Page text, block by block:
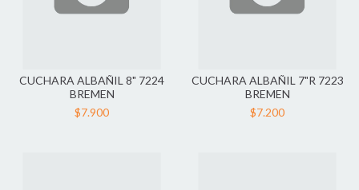
CUCHARA ALBAÑIL 8" 7224
BREMEN
$7.900
CUCHARA ALBAÑIL 7"R 7223
BREMEN
$7.200